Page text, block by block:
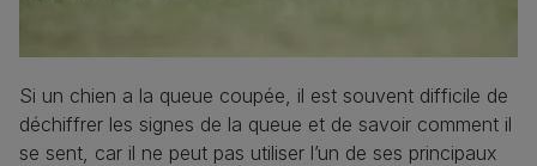
Si un chien a la queue coupée, il est souvent difficile de
déchiffrer les signes de la queue et de savoir comment il
se sent, car il ne peut pas utiliser l’un de ses principaux